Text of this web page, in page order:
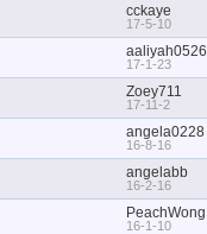
cckaye
17-5-10
aaliyah0526
17-1-23
Zoey711
17-11-2
angela0228
16-8-16
angelabb
16-2-16
PeachWong
16-1-10